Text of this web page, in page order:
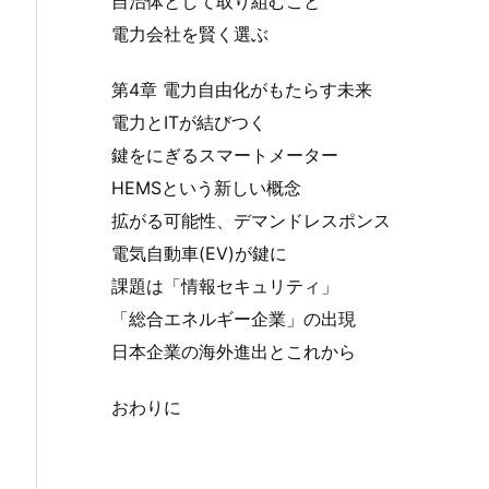
電力会社を賢く選ぶ
第4章 電力自由化がもたらす未来
電力とITが結びつく
鍵をにぎるスマートメーター
HEMSという新しい概念
拡がる可能性、デマンドレスポンス
電気自動車(EV)が鍵に
課題は「情報セキュリティ」
「総合エネルギー企業」の出現
日本企業の海外進出とこれから
おわりに